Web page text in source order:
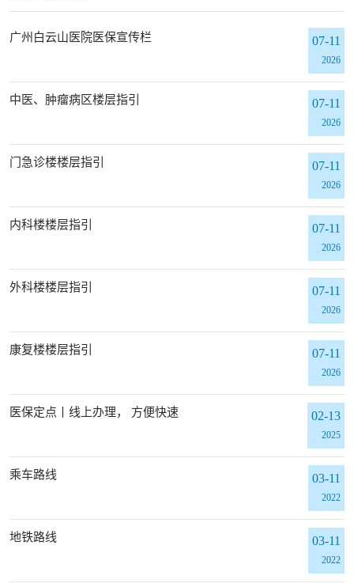
广州白云山医院医保宣传栏 07-11
2026
中医、肿瘤病区楼层指引 07-11
2026
门急诊楼楼层指引 07-11
2026
内科楼楼层指引 07-11
2026
外科楼楼层指引 07-11
2026
康复楼楼层指引 07-11
2026
医保定点丨线上办理， 方便快速 02-13
2025
乘车路线 03-11
2022
地铁路线 03-11
2022